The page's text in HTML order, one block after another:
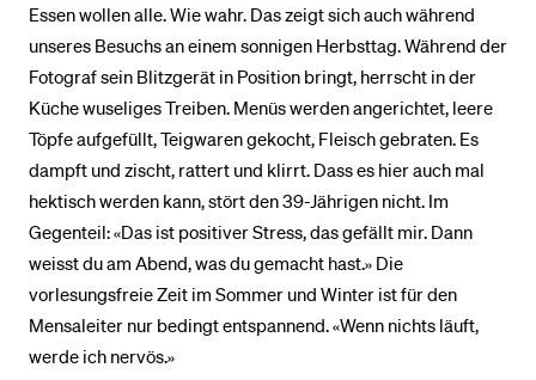
Essen wollen alle. Wie wahr. Das zeigt sich auch während
unseres Besuchs an einem sonnigen Herbsttag. Während der
Fotograf sein Blitzgerät in Position bringt, herrscht in der
Küche wuseliges Treiben. Menüs werden angerichtet, leere
Töpfe aufgefüllt, Teigwaren gekocht, Fleisch gebraten. Es
dampft und zischt, rattert und klirrt. Dass es hier auch mal
hektisch werden kann, stört den 39-Jährigen nicht. Im
Gegenteil: «Das ist positiver Stress, das gefällt mir. Dann
weisst du am Abend, was du gemacht hast.» Die
vorlesungsfreie Zeit im Sommer und Winter ist für den
Mensaleiter nur bedingt entspannend. «Wenn nichts läuft,
werde ich nervös.»